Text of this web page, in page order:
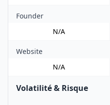
Founder
N/A
Website
N/A
Volatilité & Risque